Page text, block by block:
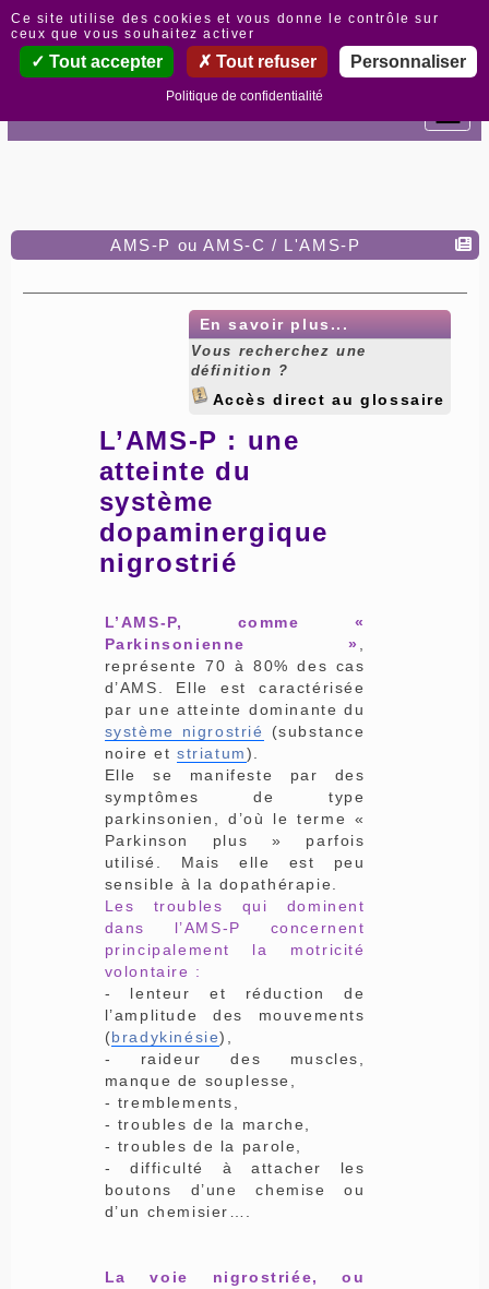
AMS-P ou AMS-C / L'AMS-P
En savoir plus...
Vous recherchez une
définition ?
Accès direct au glossaire
L’AMS-P : une
atteinte du
système
dopaminergique
nigrostrié
L’AMS-P, comme «
Parkinsonienne »
représente 70 à 80% des cas
d’AMS. Elle est caractérisée
par une atteinte dominante du
système nigrostrié
(substance
noire et striatum).
Elle se manifeste par des
symptômes de type
parkinsonien, d’où le terme «
Parkinson plus » parfois
utilisé. Mais elle est peu
sensible à la dopathérapie.
Les troubles qui dominent
dans l’AMS-P concernent
principalement la motricité
volontaire :
- lenteur et réduction de
l’amplitude des mouvements
(bradykinésie),
- raideur des muscles,
manque de souplesse,
- tremblements,
- troubles de la marche,
- troubles de la parole,
- difficulté à attacher les
boutons d’une chemise ou
d’un chemisier….
La voie nigrostriée, ou
Panneau de gestion des cookies
Ce site utilise des cookies et vous donne le contrôle sur
ceux que vous souhaitez activer
Tout accepter Tout refuser Personnaliser
Politique de confidentialité